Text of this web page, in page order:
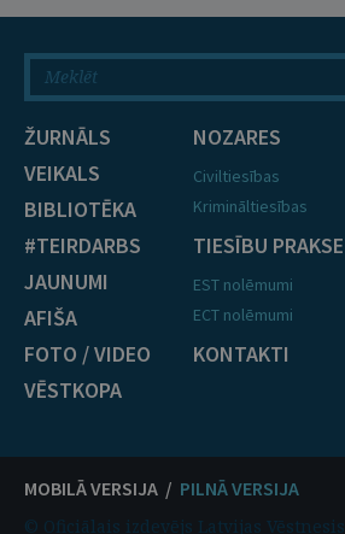
ŽURNĀLS
VEIKALS
BIBLIOTĒKA
#TEIRDARBS
JAUNUMI
AFIŠA
FOTO / VIDEO
VĒSTKOPA
NOZARES
Civiltiesības
Krimināltiesības
TIESĪBU PRAKSE
EST nolēmumi
ECT nolēmumi
KONTAKTI
MOBILĀ VERSIJA / PILNĀ VERSIJA
© Oficiālais izdevējs Latvijas Vēstnesis